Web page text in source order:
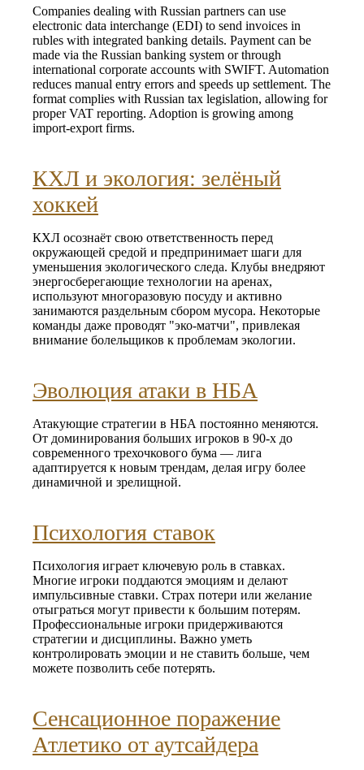
Companies dealing with Russian partners can use
electronic data interchange (EDI) to send invoices in
rubles with integrated banking details. Payment can be
made via the Russian banking system or through
international corporate accounts with SWIFT. Automation
reduces manual entry errors and speeds up settlement. The
format complies with Russian tax legislation, allowing for
proper VAT reporting. Adoption is growing among
import‑export firms.
КХЛ и экология: зелёный
хоккей
КХЛ осознаёт свою ответственность перед
окружающей средой и предпринимает шаги для
уменьшения экологического следа. Клубы внедряют
энергосберегающие технологии на аренах,
используют многоразовую посуду и активно
занимаются раздельным сбором мусора. Некоторые
команды даже проводят "эко-матчи", привлекая
внимание болельщиков к проблемам экологии.
Эволюция атаки в НБА
Атакующие стратегии в НБА постоянно меняются.
От доминирования больших игроков в 90-х до
современного трехочкового бума — лига
адаптируется к новым трендам, делая игру более
динамичной и зрелищной.
Психология ставок
Психология играет ключевую роль в ставках.
Многие игроки поддаются эмоциям и делают
импульсивные ставки. Страх потери или желание
отыграться могут привести к большим потерям.
Профессиональные игроки придерживаются
стратегии и дисциплины. Важно уметь
контролировать эмоции и не ставить больше, чем
можете позволить себе потерять.
Сенсационное поражение
Атлетико от аутсайдера